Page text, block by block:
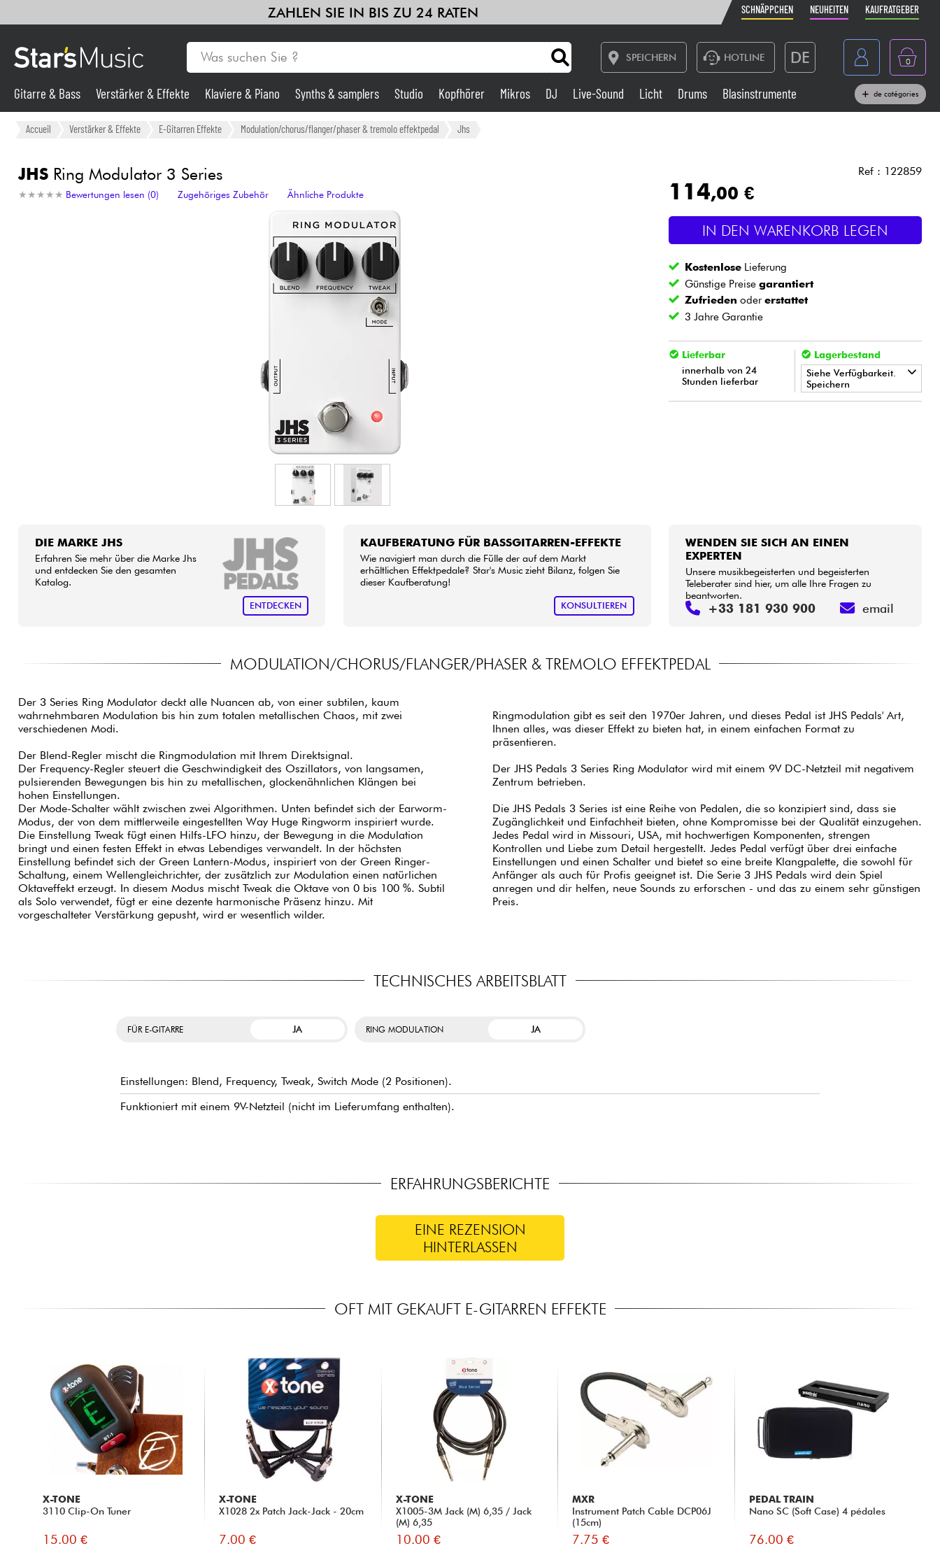
ZAHLEN SIE IN BIS ZU 24 RATEN SCHNÄPPCHEN NEUHEITEN KAUFRATGEBER
SPEICHERN HOTLINE DE
Belgique
Nederland
0
Gitarre & Bass Verstärker & Effekte
Synths & samplers
Live-Sound
Drums Blasinstrumente
Kinder Kabel & Zubehöre
Bundle
Gitarre & Bass Verstärker & Effekte Klaviere & Piano Synths & samplers Studio Kopfhörer Mikros DJ Live-Sound Licht Drums Blasinstrumente de catégories
Accueil Verstärker & Effekte E-Gitarren Effekte Modulation/chorus/flanger/phaser & tremolo effektpedal Jhs
JHSRing Modulator 3 Series
★ ★ ★ ★ ★
★ ★ ★ ★ ★ Bewertungen lesen (0) Zugehöriges Zubehör Ähnliche Produkte
Ref : 122859
114,00 €
IN DEN WARENKORB LEGEN
Kostenlose Lieferung
Günstige Preisegarantiert
Zufrieden odererstattet
3 Jahre Garantie
Lieferbar
innerhalb von 24
Stunden lieferbar
Lagerbestand
Siehe Verfügbarkeit.
Speichern
DIE MARKE JHS
Erfahren Sie mehr über die Marke Jhs
und entdecken Sie den gesamten
Katalog.
ENTDECKEN
KAUFBERATUNG FÜR BASSGITARREN-EFFEKTE
Wie navigiert man durch die Fülle der auf dem Markt
erhältlichen Effektpedale? Star's Music zieht Bilanz, folgen Sie
dieser Kaufberatung!
KONSULTIEREN
WENDEN SIE SICH AN EINEN
EXPERTEN
Unsere musikbegeisterten und begeisterten
Teleberater sind hier, um alle Ihre Fragen zu
beantworten.
+33 181 930 900 email
MODULATION/CHORUS/FLANGER/PHASER & TREMOLO EFFEKTPEDAL
Der 3 Series Ring Modulator deckt alle Nuancen ab, von einer subtilen, kaum
wahrnehmbaren Modulation bis hin zum totalen metallischen Chaos, mit zwei
verschiedenen Modi.
Der Blend-Regler mischt die Ringmodulation mit Ihrem Direktsignal.
Der Frequency-Regler steuert die Geschwindigkeit des Oszillators, von langsamen,
pulsierenden Bewegungen bis hin zu metallischen, glockenähnlichen Klängen bei
hohen Einstellungen.
Der Mode-Schalter wählt zwischen zwei Algorithmen. Unten befindet sich der Earworm-
Modus, der von dem mittlerweile eingestellten Way Huge Ringworm inspiriert wurde.
Die Einstellung Tweak fügt einen Hilfs-LFO hinzu, der Bewegung in die Modulation
bringt und einen festen Effekt in etwas Lebendiges verwandelt. In der höchsten
Einstellung befindet sich der Green Lantern-Modus, inspiriert von der Green Ringer-
Schaltung, einem Wellengleichrichter, der zusätzlich zur Modulation einen natürlichen
Oktaveffekt erzeugt. In diesem Modus mischt Tweak die Oktave von 0 bis 100 %. Subtil
als Solo verwendet, fügt er eine dezente harmonische Präsenz hinzu. Mit
vorgeschalteter Verstärkung gepusht, wird er wesentlich wilder.
Ringmodulation gibt es seit den 1970er Jahren, und dieses Pedal ist JHS Pedals' Art,
Ihnen alles, was dieser Effekt zu bieten hat, in einem einfachen Format zu
präsentieren.
Der JHS Pedals 3 Series Ring Modulator wird mit einem 9V DC-Netzteil mit negativem
Zentrum betrieben.
Die JHS Pedals 3 Series ist eine Reihe von Pedalen, die so konzipiert sind, dass sie
Zugänglichkeit und Einfachheit bieten, ohne Kompromisse bei der Qualität einzugehen.
Jedes Pedal wird in Missouri, USA, mit hochwertigen Komponenten, strengen
Kontrollen und Liebe zum Detail hergestellt. Jedes Pedal verfügt über drei einfache
Einstellungen und einen Schalter und bietet so eine breite Klangpalette, die sowohl für
Anfänger als auch für Profis geeignet ist. Die Serie 3 JHS Pedals wird dein Spiel
anregen und dir helfen, neue Sounds zu erforschen - und das zu einem sehr günstigen
Preis.
TECHNISCHES ARBEITSBLATT
FÜR E-GITARRE JA RING MODULATION JA
Einstellungen: Blend, Frequency, Tweak, Switch Mode (2 Positionen).
Funktioniert mit einem 9V-Netzteil (nicht im Lieferumfang enthalten).
ERFAHRUNGSBERICHTE
EINE REZENSION
HINTERLASSEN
OFT MIT GEKAUFT E-GITARREN EFFEKTE
X-TONE
3110 Clip-On Tuner
15.00 €
X-TONE
X1028 2x Patch Jack-Jack - 20cm
7.00 €
X-TONE
X1005-3M Jack (M) 6,35 / Jack
(M) 6,35
10.00 €
MXR
Instrument Patch Cable DCP06J
(15cm)
7.75 €
PEDAL TRAIN
Nano SC (Soft Case) 4 pédales
76.00 €